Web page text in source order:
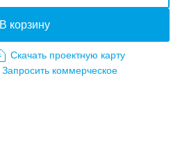
В корзину
Скачать проектную карту
Запросить коммерческое